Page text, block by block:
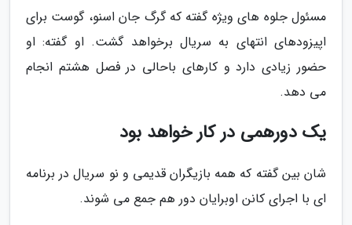
مسئول جلوه های ویژه گفته که گرگ جان اسنو، گوست برای
اپیزودهای انتهای به سریال برخواهد گشت. او گفته: او
حضور زیادی دارد و کارهای باحالی در فصل هشتم انجام
می دهد.
یک دورهمی در کار خواهد بود
شان بین گفته که همه بازیگران قدیمی و نو سریال در برنامه
ای با اجرای کانن اوبرایان دور هم جمع می شوند.